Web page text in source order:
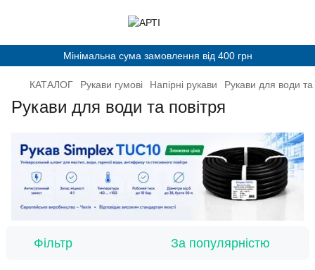
Мінімальна сума замовлення від 400 грн
КАТАЛОГ Рукави гумові Напірні рукави Рукави для води та
Рукави для води та повітря
Фільтр За популярністю